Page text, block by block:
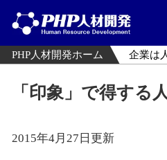
PHP人材開発ホーム 企業は
「印象」で得する
2015年4月27日更新